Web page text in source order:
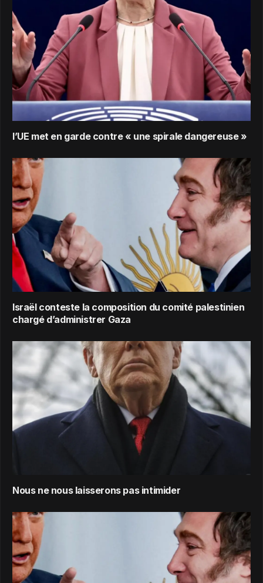
l’UE met en garde contre « une spirale dangereuse »
Israël conteste la composition du comité palestinien
chargé d’administrer Gaza
Nous ne nous laisserons pas intimider